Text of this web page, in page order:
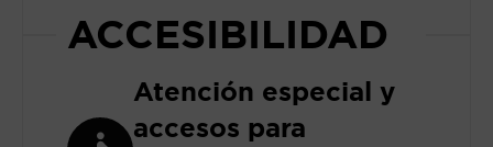
ACCESIBILIDAD
Atención especial y
accesos para